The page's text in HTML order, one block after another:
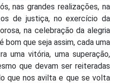
nas grandes realizações, na
de justiça, no exercício da
na celebração da alegria
bom que seja assim, cada uma
uma vitória, uma superação,
que devam ser reiteradas
que nos avilta e que se volta